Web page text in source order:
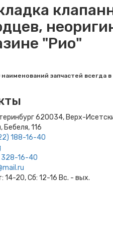
"Рио"
запчастей всегда
620034, Верх-
Бебеля, 116
188-16-40
16-40
14-20, Сб: 12-16 Вс. - вых.